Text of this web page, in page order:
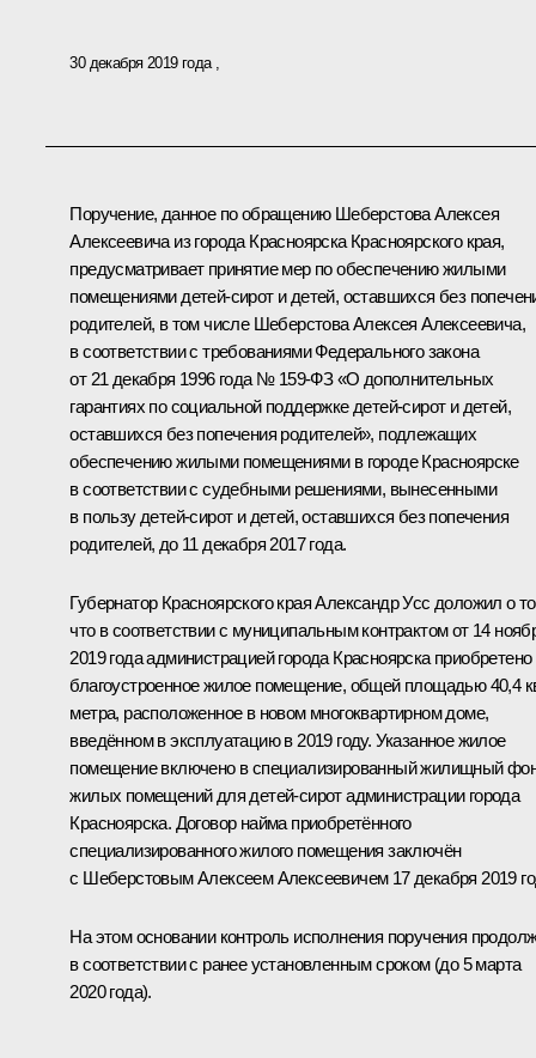
30 декабря 2019 года
Поручение, данное по обращению Шеберстова Алексея
Алексеевича из города Красноярска Красноярского края,
предусматривает принятие мер по обеспечению жилыми
помещениями детей-сирот и детей, оставшихся без
родителей, в том числе Шеберстова Алексея Алексеевича,
в соответствии с требованиями Федерального закона
от 21 декабря 1996 года № 159-ФЗ «О дополнительных
гарантиях по социальной поддержке детей-сирот и детей,
оставшихся без попечения родителей», подлежащих
обеспечению жилыми помещениями в городе Красноярске
в соответствии с судебными решениями, вынесенными
в пользу детей-сирот и детей, оставшихся без попечения
родителей, до 11 декабря 2017 года.
Губернатор Красноярского края Александр Усс доложил о
что в соответствии с муниципальным контрактом от 14
2019 года администрацией города Красноярска приобретено
благоустроенное жилое помещение, общей площадью 40,4
метра, расположенное в новом многоквартирном доме,
введённом в эксплуатацию в 2019 году. Указанное жилое
помещение включено в специализированный жилищный
жилых помещений для детей-сирот администрации города
Красноярска. Договор найма приобретённого
специализированного жилого помещения заключён
с Шеберстовым Алексеем Алексеевичем 17 декабря 2019
На этом основании контроль исполнения поручения
в соответствии с ранее установленным сроком (до 5 марта
2020 года).